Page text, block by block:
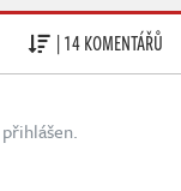
| 14 KOMENTÁŘŮ